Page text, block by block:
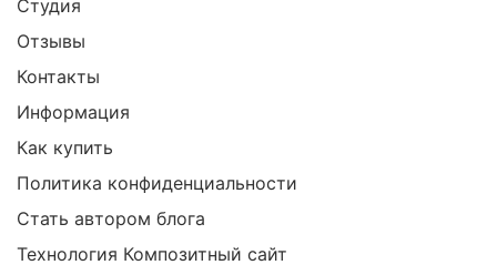
Студия
Отзывы
Контакты
Информация
Как купить
Политика конфиденциальности
Стать автором блога
Технология Композитный сайт